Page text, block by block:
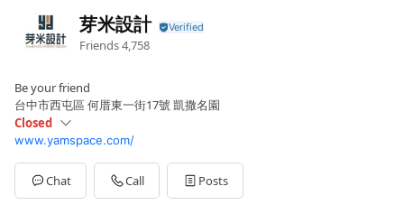
芽米設計
Friends4,758
Be your friend
台中市西屯區 何厝東一街17號 凱撒名園
Closed
Mon09:00 - 19:00
SunClosed
11:00 - 16:00
平日 9:00-19:00；週六11:00-16:00
www.yamspace.com/
Chat Call Posts